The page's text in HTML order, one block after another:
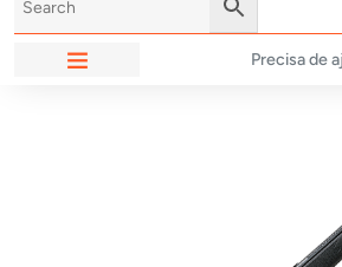
Precisa de